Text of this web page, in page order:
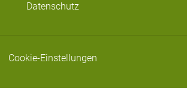
Datenschutz
Cookie-Einstellungen